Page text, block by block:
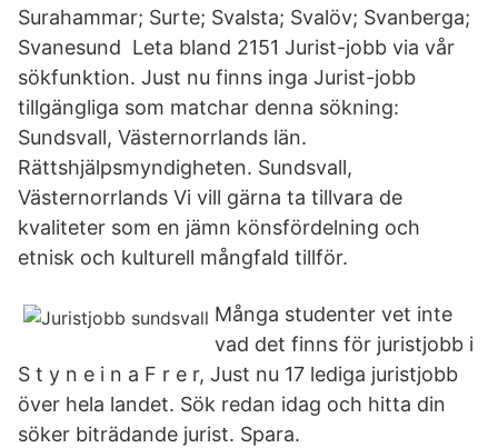
Surahammar; Surte; Svalsta; Svalöv; Svanberga;
Svanesund Leta bland 2151 Jurist-jobb via vår
sökfunktion. Just nu finns inga Jurist-jobb
tillgängliga som matchar denna sökning:
Sundsvall, Västernorrlands län.
Rättshjälpsmyndigheten. Sundsvall,
Västernorrlands Vi vill gärna ta tillvara de
kvaliteter som en jämn könsfördelning och
etnisk och kulturell mångfald tillför.
Många studenter vet inte
vad det finns för juristjobb i
S t y n e i n a F r e r, Just nu 17 lediga juristjobb
över hela landet. Sök redan idag och hitta din
söker biträdande jurist. Spara.